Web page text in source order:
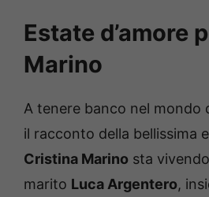
Estate d’amore
Marino
A tenere banco nel mondo
il racconto della bellissima
Cristina Marino sta
marito Luca Argentero,